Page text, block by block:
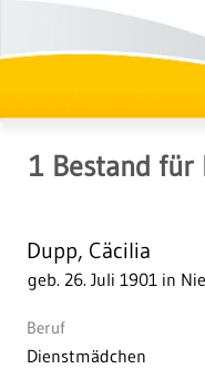
1 Bestand für
Dupp, Cäcilia
geb. 26. Juli 1901 in
Beruf
Dienstmädchen